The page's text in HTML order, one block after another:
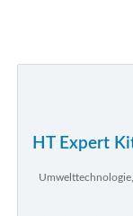
HT Expert